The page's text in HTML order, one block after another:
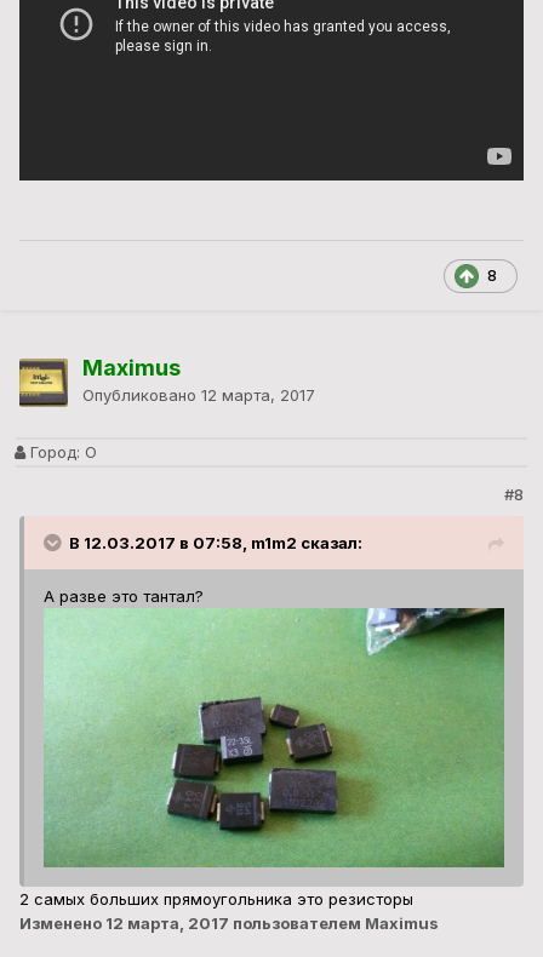
8
Maximus
Опубликовано 12 марта, 2017
Город: О
#8
В 12.03.2017 в 07:58, m1m2 сказал:
А разве это тантал?
2 самых больших прямоугольника это резисторы
Изменено 12 марта, 2017 пользователем Maximus